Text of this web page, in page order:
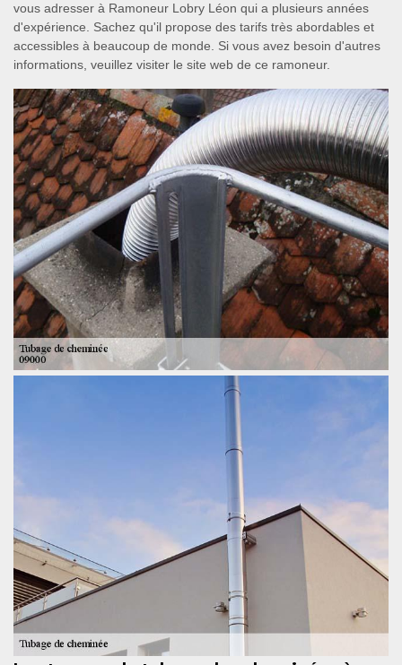
vous adresser à Ramoneur Lobry Léon qui a plusieurs années
d'expérience. Sachez qu'il propose des tarifs très abordables et
accessibles à beaucoup de monde. Si vous avez besoin d'autres
informations, veuillez visiter le site web de ce ramoneur.